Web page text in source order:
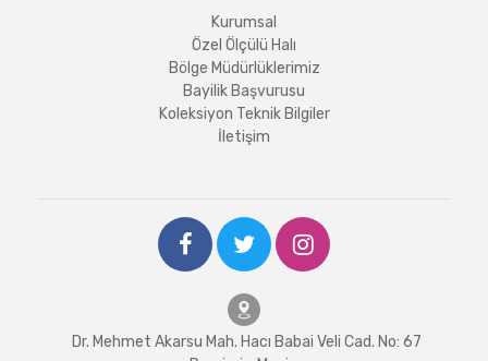
Kurumsal
Özel Ölçülü Halı
Bölge Müdürlüklerimiz
Bayilik Başvurusu
Koleksiyon Teknik Bilgiler
İletişim
Dr. Mehmet Akarsu Mah. Hacı Babai Veli Cad. No: 67